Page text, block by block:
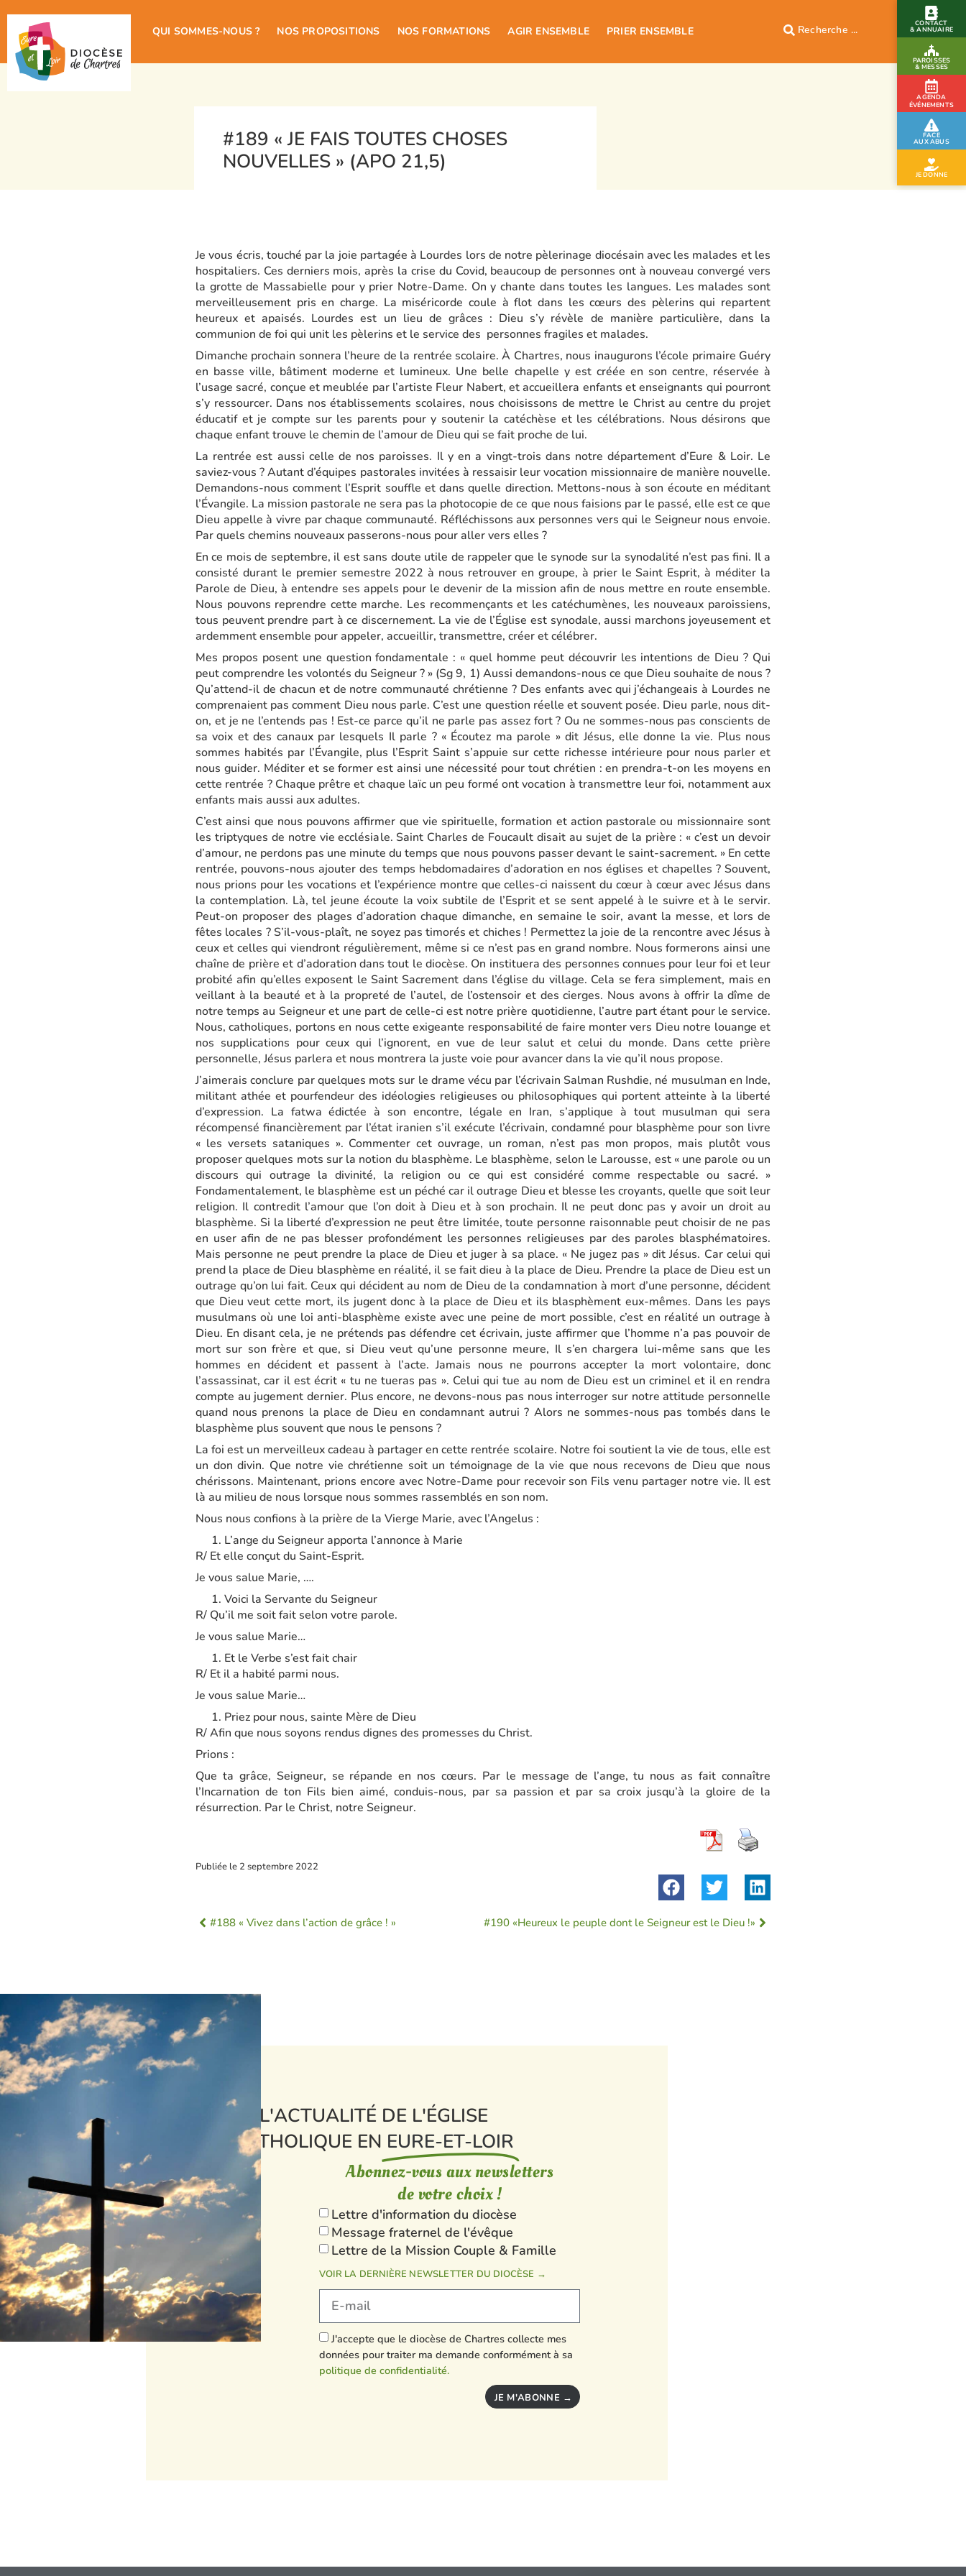
CONTACT
& ANNUAIRE
PAROISSES
& MESSES
AGENDA
ÉVÉNEMENTS
FACE
AUX ABUS
JE DONNE
QUI SOMMES-NOUS ? NOS PROPOSITIONS NOS FORMATIONS AGIR ENSEMBLE PRIER ENSEMBLE
#189 « JE FAIS TOUTES CHOSES
NOUVELLES » (APO 21,5)
Je vous écris, touché par la joie partagée à Lourdes lors de notre pèlerinage diocésain avec les malades et les
hospitaliers. Ces derniers mois, après la crise du Covid, beaucoup de personnes ont à nouveau convergé vers
la grotte de Massabielle pour y prier Notre-Dame. On y chante dans toutes les langues. Les malades sont
merveilleusement pris en charge. La miséricorde coule à flot dans les cœurs des pèlerins qui repartent
heureux et apaisés. Lourdes est un lieu de grâces : Dieu s’y révèle de manière particulière, dans la
communion de foi qui unit les pèlerins et le service des personnes fragiles et malades.
Dimanche prochain sonnera l’heure de la rentrée scolaire. À Chartres, nous inaugurons l’école primaire Guéry
en basse ville, bâtiment moderne et lumineux. Une belle chapelle y est créée en son centre, réservée à
l’usage sacré, conçue et meublée par l’artiste Fleur Nabert, et accueillera enfants et enseignants qui pourront
s’y ressourcer. Dans nos établissements scolaires, nous choisissons de mettre le Christ au centre du projet
éducatif et je compte sur les parents pour y soutenir la catéchèse et les célébrations. Nous désirons que
chaque enfant trouve le chemin de l’amour de Dieu qui se fait proche de lui.
La rentrée est aussi celle de nos paroisses. Il y en a vingt-trois dans notre département d’Eure & Loir. Le
saviez-vous ? Autant d’équipes pastorales invitées à ressaisir leur vocation missionnaire de manière nouvelle.
Demandons-nous comment l’Esprit souffle et dans quelle direction. Mettons-nous à son écoute en méditant
l’Évangile. La mission pastorale ne sera pas la photocopie de ce que nous faisions par le passé, elle est ce que
Dieu appelle à vivre par chaque communauté. Réfléchissons aux personnes vers qui le Seigneur nous envoie.
Par quels chemins nouveaux passerons-nous pour aller vers elles ?
En ce mois de septembre, il est sans doute utile de rappeler que le synode sur la synodalité n’est pas fini. Il a
consisté durant le premier semestre 2022 à nous retrouver en groupe, à prier le Saint Esprit, à méditer la
Parole de Dieu, à entendre ses appels pour le devenir de la mission afin de nous mettre en route ensemble.
Nous pouvons reprendre cette marche. Les recommençants et les catéchumènes, les nouveaux paroissiens,
tous peuvent prendre part à ce discernement. La vie de l’Église est synodale, aussi marchons joyeusement et
ardemment ensemble pour appeler, accueillir, transmettre, créer et célébrer.
Mes propos posent une question fondamentale : « quel homme peut découvrir les intentions de Dieu ? Qui
peut comprendre les volontés du Seigneur ? » (Sg 9, 1) Aussi demandons-nous ce que Dieu souhaite de nous ?
Qu’attend-il de chacun et de notre communauté chrétienne ? Des enfants avec qui j’échangeais à Lourdes ne
comprenaient pas comment Dieu nous parle. C’est une question réelle et souvent posée. Dieu parle, nous dit-
on, et je ne l’entends pas ! Est-ce parce qu’il ne parle pas assez fort ? Ou ne sommes-nous pas conscients de
sa voix et des canaux par lesquels Il parle ? « Écoutez ma parole » dit Jésus, elle donne la vie. Plus nous
sommes habités par l’Évangile, plus l’Esprit Saint s’appuie sur cette richesse intérieure pour nous parler et
nous guider. Méditer et se former est ainsi une nécessité pour tout chrétien : en prendra-t-on les moyens en
cette rentrée ? Chaque prêtre et chaque laïc un peu formé ont vocation à transmettre leur foi, notamment aux
enfants mais aussi aux adultes.
C’est ainsi que nous pouvons affirmer que vie spirituelle, formation et action pastorale ou missionnaire sont
les triptyques de notre vie ecclésiale. Saint Charles de Foucault disait au sujet de la prière : « c’est un devoir
d’amour, ne perdons pas une minute du temps que nous pouvons passer devant le saint-sacrement. » En cette
rentrée, pouvons-nous ajouter des temps hebdomadaires d’adoration en nos églises et chapelles ? Souvent,
nous prions pour les vocations et l’expérience montre que celles-ci naissent du cœur à cœur avec Jésus dans
la contemplation. Là, tel jeune écoute la voix subtile de l’Esprit et se sent appelé à le suivre et à le servir.
Peut-on proposer des plages d’adoration chaque dimanche, en semaine le soir, avant la messe, et lors de
fêtes locales ? S’il-vous-plaît, ne soyez pas timorés et chiches ! Permettez la joie de la rencontre avec Jésus à
ceux et celles qui viendront régulièrement, même si ce n’est pas en grand nombre. Nous formerons ainsi une
chaîne de prière et d’adoration dans tout le diocèse. On instituera des personnes connues pour leur foi et leur
probité afin qu’elles exposent le Saint Sacrement dans l’église du village. Cela se fera simplement, mais en
veillant à la beauté et à la propreté de l’autel, de l’ostensoir et des cierges. Nous avons à offrir la dîme de
notre temps au Seigneur et une part de celle-ci est notre prière quotidienne, l’autre part étant pour le service.
Nous, catholiques, portons en nous cette exigeante responsabilité de faire monter vers Dieu notre louange et
nos supplications pour ceux qui l’ignorent, en vue de leur salut et celui du monde. Dans cette prière
personnelle, Jésus parlera et nous montrera la juste voie pour avancer dans la vie qu’il nous propose.
J’aimerais conclure par quelques mots sur le drame vécu par l’écrivain Salman Rushdie, né musulman en Inde,
militant athée et pourfendeur des idéologies religieuses ou philosophiques qui portent atteinte à la liberté
d’expression. La fatwa édictée à son encontre, légale en Iran, s’applique à tout musulman qui sera
récompensé financièrement par l’état iranien s’il exécute l’écrivain, condamné pour blasphème pour son livre
« les versets sataniques ». Commenter cet ouvrage, un roman, n’est pas mon propos, mais plutôt vous
proposer quelques mots sur la notion du blasphème. Le blasphème, selon le Larousse, est « une parole ou un
discours qui outrage la divinité, la religion ou ce qui est considéré comme respectable ou sacré. »
Fondamentalement, le blasphème est un péché car il outrage Dieu et blesse les croyants, quelle que soit leur
religion. Il contredit l’amour que l’on doit à Dieu et à son prochain. Il ne peut donc pas y avoir un droit au
blasphème. Si la liberté d’expression ne peut être limitée, toute personne raisonnable peut choisir de ne pas
en user afin de ne pas blesser profondément les personnes religieuses par des paroles blasphématoires.
Mais personne ne peut prendre la place de Dieu et juger à sa place. « Ne jugez pas » dit Jésus. Car celui qui
prend la place de Dieu blasphème en réalité, il se fait dieu à la place de Dieu. Prendre la place de Dieu est un
outrage qu’on lui fait. Ceux qui décident au nom de Dieu de la condamnation à mort d’une personne, décident
que Dieu veut cette mort, ils jugent donc à la place de Dieu et ils blasphèment eux-mêmes. Dans les pays
musulmans où une loi anti-blasphème existe avec une peine de mort possible, c’est en réalité un outrage à
Dieu. En disant cela, je ne prétends pas défendre cet écrivain, juste affirmer que l’homme n’a pas pouvoir de
mort sur son frère et que, si Dieu veut qu’une personne meure, Il s’en chargera lui-même sans que les
hommes en décident et passent à l’acte. Jamais nous ne pourrons accepter la mort volontaire, donc
l’assassinat, car il est écrit « tu ne tueras pas ». Celui qui tue au nom de Dieu est un criminel et il en rendra
compte au jugement dernier. Plus encore, ne devons-nous pas nous interroger sur notre attitude personnelle
quand nous prenons la place de Dieu en condamnant autrui ? Alors ne sommes-nous pas tombés dans le
blasphème plus souvent que nous le pensons ?
La foi est un merveilleux cadeau à partager en cette rentrée scolaire. Notre foi soutient la vie de tous, elle est
un don divin. Que notre vie chrétienne soit un témoignage de la vie que nous recevons de Dieu que nous
chérissons. Maintenant, prions encore avec Notre-Dame pour recevoir son Fils venu partager notre vie. Il est
là au milieu de nous lorsque nous sommes rassemblés en son nom.
Nous nous confions à la prière de la Vierge Marie, avec l’Angelus :
L’ange du Seigneur apporta l’annonce à Marie
R/ Et elle conçut du Saint-Esprit.
Je vous salue Marie, ….
Voici la Servante du Seigneur
R/ Qu’il me soit fait selon votre parole.
Je vous salue Marie…
Et le Verbe s’est fait chair
R/ Et il a habité parmi nous.
Je vous salue Marie…
Priez pour nous, sainte Mère de Dieu
R/ Afin que nous soyons rendus dignes des promesses du Christ.
Prions :
Que ta grâce, Seigneur, se répande en nos cœurs. Par le message de l’ange, tu nous as fait connaître
l’Incarnation de ton Fils bien aimé, conduis-nous, par sa passion et par sa croix jusqu’à la gloire de la
résurrection. Par le Christ, notre Seigneur.
Publiée le 2 septembre 2022
#188 « Vivez dans l’action de grâce ! » #190 «Heureux le peuple dont le Seigneur est le Dieu !»
L'ACTUALITÉ DE L'ÉGLISE
CATHOLIQUE EN EURE-ET-LOIR
Abonnez-vous aux newsletters
de votre choix !
Lettre d'information du diocèse
Message fraternel de l'évêque
Lettre de la Mission Couple & Famille
VOIR LA DERNIÈRE NEWSLETTER DU DIOCÈSE →
J'accepte que le diocèse de Chartres collecte mes
données pour traiter ma demande conformément à sa
politique de confidentialité.
JE M'ABONNE →